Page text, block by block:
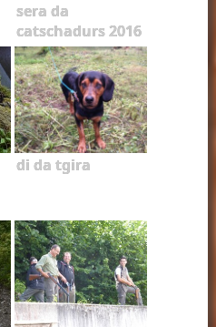
sera da
catschadurs 2016
di da tgira